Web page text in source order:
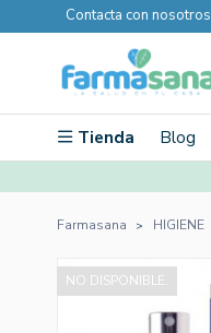
Contacta con nosotros
Tienda Blog
Farmasana HIGIENE
NO DISPONIBLE.